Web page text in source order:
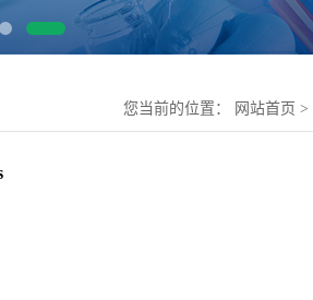
您当前的位置： 网站首页 >